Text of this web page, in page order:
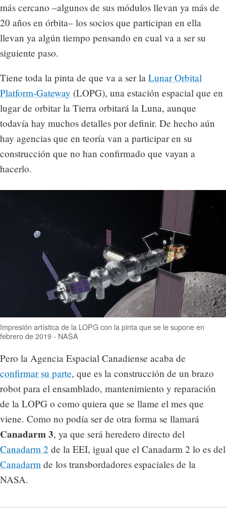
más cercano –algunos de sus módulos llevan ya más de
20 años en órbita– los socios que participan en ella
llevan ya algún tiempo pensando en cual va a ser su
siguiente paso.
Tiene toda la pinta de que va a ser la Lunar Orbital
Platform-Gateway (LOPG), una estación espacial que en
lugar de orbitar la Tierra orbitará la Luna, aunque
todavía hay muchos detalles por definir. De hecho aún
hay agencias que en teoría van a participar en su
construcción que no han confirmado que vayan a
hacerlo.
Impresión artística de la LOPG con la pinta que se le supone en
febrero de 2019 - NASA
Pero la Agencia Espacial Canadiense acaba de
confirmar su parte, que es la construcción de un brazo
robot para el ensamblado, mantenimiento y reparación
de la LOPG o como quiera que se llame el mes que
viene. Como no podía ser de otra forma se llamará
Canadarm 3, ya que será heredero directo del
Canadarm 2 de la EEI, igual que el Canadarm 2 lo es del
Canadarm de los transbordadores espaciales de la
NASA.